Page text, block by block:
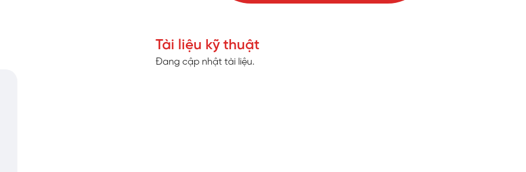
Tài liệu kỹ thuật
Đang cập nhật tài liệu.